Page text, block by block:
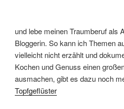
und lebe meinen Traumberuf als
Bloggerin. So kann ich Themen
vielleicht nicht erzählt und
Kochen und Genuss einen
ausmachen, gibt es dazu noch
Topfgeflüster